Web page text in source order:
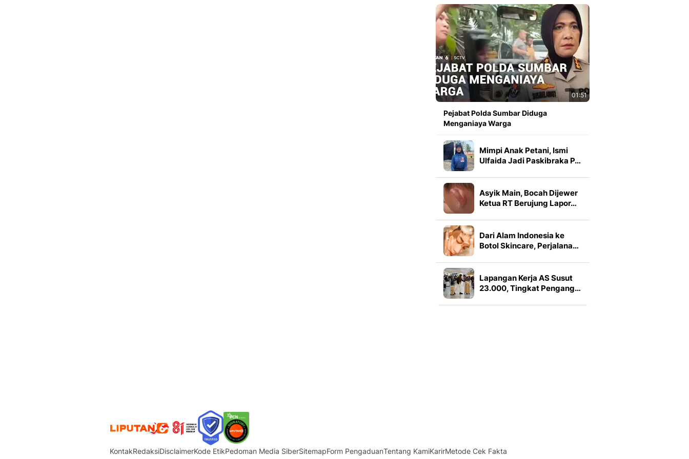
01:51
Pejabat Polda Sumbar Diduga
Menganiaya Warga
Mimpi Anak Petani, Ismi
Ulfaida Jadi Paskibraka P…
Asyik Main, Bocah Dijewer
Ketua RT Berujung Lapor…
Dari Alam Indonesia ke
Botol Skincare, Perjalana…
Lapangan Kerja AS Susut
23.000, Tingkat Pengang…
KontakRedaksiDisclaimerKode EtikPedoman Media SiberSitemapForm PengaduanTentang KamiKarirMetode Cek Fakta